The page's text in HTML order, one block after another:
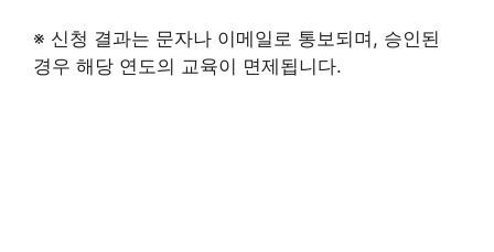
※ 신청 결과는 문자나 이메일로 통보되며, 승인된
경우 해당 연도의 교육이 면제됩니다.